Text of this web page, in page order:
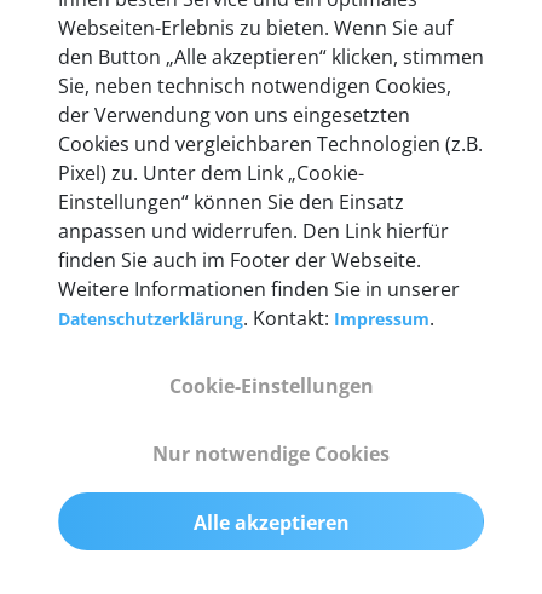
entwickeln wir unsere Produkte am Standort in
Berlin laufend weiter. Auf diese Qualität vertrauen
heute mehr als 60.000 Privatkunden und
Unternehmen.
Technische Details &
Lieferumfang
Abmessungen
Gewicht
200 g
Webseiten-Erlebnis zu bieten. Wenn Sie auf
den Button „Alle akzeptieren“ klicken, stimmen
Sie, neben technisch notwendigen Cookies,
der Verwendung von uns eingesetzten
Cookies und vergleichbaren Technologien (z.B.
Pixel) zu. Unter dem Link „Cookie-
Einstellungen“ können Sie den Einsatz
anpassen und widerrufen. Den Link hierfür
finden Sie auch im Footer der Webseite.
Weitere Informationen finden Sie in unserer
Datenschutzerklärung. Kontakt: Impressum.
Cookie-Einstellungen
Nur notwendige Cookies
Alle akzeptieren